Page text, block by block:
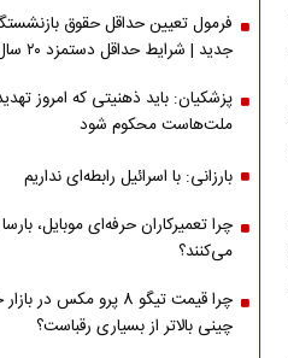
فرمول تعیین حداقل حقوق
جدید | شرایط حداقل دستمزد ۲۰ سال سابقه
پزشکیان: باید ذهنیتی که امروز
ملت‌هاست محکوم شود
بارزانی: با اسرائیل رابطه‌ای نداریم
چرا تعمیرکاران حرفه‌ای موبایل،
می‌کنند؟
چرا قیمت تیگو 8 پرو مکس
چینی بالاتر از بسیاری رقباست؟